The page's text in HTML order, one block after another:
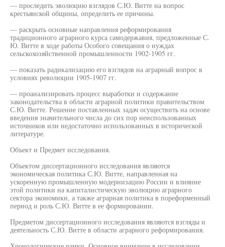
— проследить эволюцию взглядов С.Ю. Витте на вопрос
крестьянской общины, определить ее причины.
— раскрыть основные направления реформирования
традиционного аграрного курса самодержавия, предложенные С.
Ю. Витте в ходе работы Особого совещания о нуждах
сельскохозяйственной промышленности 1902-1905 гг.
— показать радикализацию его взглядов на аграрный вопрос в
условиях революции 1905-1907 гг.
— проанализировать процесс выработки и содержание
законодательства в области аграрной политики правительством
С.Ю. Витте. Решение поставленных задач осуществить на основе
введения значительного числа до сих пор неиспользованных
источников или недостаточно использованных в исторической
литературе.
Объект и Предмет исследования.
Объектом диссертационного исследования являются
экономическая политика С.Ю. Витте, направленная на
ускоренную промышленную модернизацию России и влияние
этой политики на капиталистическую эволюцию аграрного
сектора экономики, а также аграрная политика в пореформенный
период и роль С.Ю. Витте в ее формировании.
Предметом диссертационного исследования являются взгляды и
деятельность С.Ю. Витте в области аграрного реформирования.